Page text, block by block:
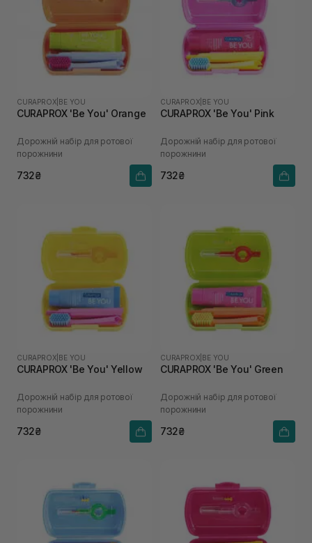
CURAPROX BE YOU
CURAPROX 'Be You' Orange
Дорожній набір для ротової
порожнини
732₴
CURAPROX BE YOU
CURAPROX 'Be You' Pink
Дорожній набір для ротової
порожнини
732₴
CURAPROX BE YOU
CURAPROX 'Be You' Yellow
Дорожній набір для ротової
порожнини
732₴
CURAPROX BE YOU
CURAPROX 'Be You' Green
Дорожній набір для ротової
порожнини
732₴